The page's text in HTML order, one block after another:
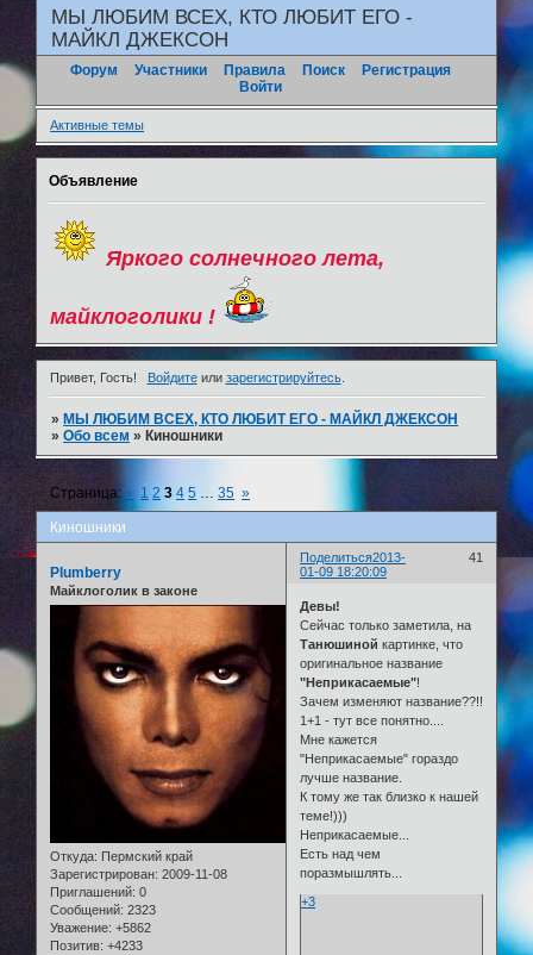
МЫ ЛЮБИМ ВСЕХ, КТО ЛЮБИТ ЕГО -
МАЙКЛ ДЖЕКСОН
Форум Участники Правила Поиск
Регистрация
Войти
Активные темы
Объявление
Яркого солнечного лета,
майклоголики !
Привет, Гость! Войдитеили зарегистрируйтесь.
»МЫ ЛЮБИМ ВСЕХ, КТО ЛЮБИТ ЕГО - МАЙКЛ ДЖЕКСОН
»Обо всем »Киношники
Киношники
Страница:« 1 2 3 4 5 35 »
Поделиться 41
2013-
01-09 18:20:09
Plumberry
Майклоголик в законе
Откуда: Пермский край
Зарегистрирован: 2009-11-08
Приглашений: 0
Сообщений: 2323
Уважение: +5862
Позитив: +4233
Девы!
Сейчас только заметила, на
Танюшиной картинке, что
оригинальное название
"Неприкасаемые"!
Зачем изменяют название??!!
1+1 - тут все понятно....
Мне кажется
"Неприкасаемые" гораздо
лучше название.
К тому же так близко к нашей
теме!)))
Неприкасаемые...
Есть над чем
поразмышлять...
+3